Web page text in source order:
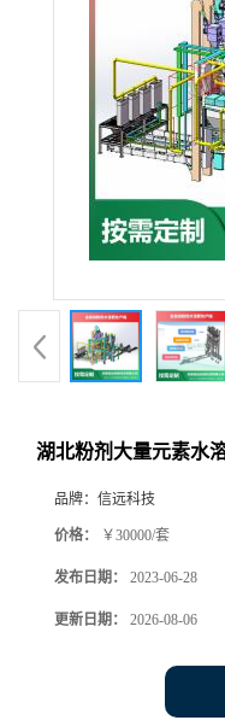
湖北粉剂大量元素水
品牌： 信远科技
价格： ￥30000/套
发布日期： 2023-06-28
更新日期： 2026-08-06